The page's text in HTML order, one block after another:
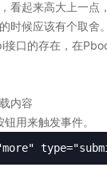
看起来高大上一点
时候应该有个取舍。
口的存在，在
内容
用来触发事件。